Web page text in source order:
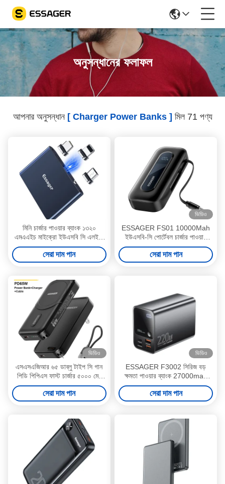
অনুসন্ধানের ফলাফল
আপনার অনুসন্ধান [ Charger Power Banks ] মিল 71 পণ্য
মিনি চার্জার পাওয়ার ব্যাংক ১৩২০
এমএএইচ মাইক্রো ইউএসবি সি এলইডি
জরুরী চৌম্বকীয় পাওয়ার ব্যাংক
সেরা দাম পান
ভিডিও
ESSAGER FS01 10000Mah
ইউএসবি-সি পোর্টেবল চার্জার পাওয়ার
ব্যাংক এক্রাইলিক ডিজাইন 18W
ইউএসবি-সি ইনপুট
সেরা দাম পান
ভিডিও
এসএসএজিআর ৬৫ ডাব্লু টাইপ সি গান
পিডি পিপিএস ফাস্ট চার্জার ৫০০০ মেহ
ওয়্যারলেস পাওয়ার ব্যাংক এবং ২০ ডাব্লু
ইউএসবি সি ক্যাবল সহ
সেরা দাম পান
ভিডিও
ESSAGER F3002 সিরিজ বড়
ক্ষমতা পাওয়ার ব্যাংক 27000mah
ফোনের জন্য
সেরা দাম পান